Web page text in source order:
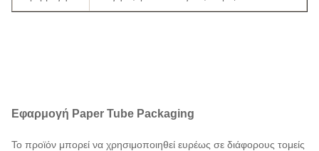
Εφαρμογή Paper Tube Packaging
Το προϊόν μπορεί να χρησιμοποιηθεί ευρέως σε διάφορους τομείς